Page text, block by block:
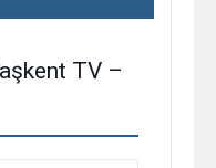
TV –